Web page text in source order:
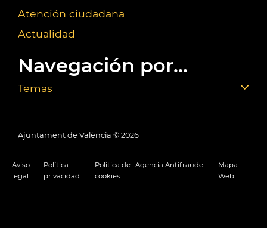
Atención ciudadana
Actualidad
Navegación por...
Temas
Ajuntament de València © 2026
Aviso
legal
Política
privacidad
Política de
cookies
Agencia Antifraude
Mapa
Web